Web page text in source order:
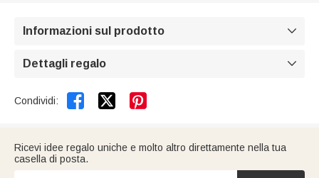
Informazioni sul prodotto 
Dettagli regalo 
Condividi:  
Ricevi idee regalo uniche e molto altro direttamente nella tua
casella di posta.